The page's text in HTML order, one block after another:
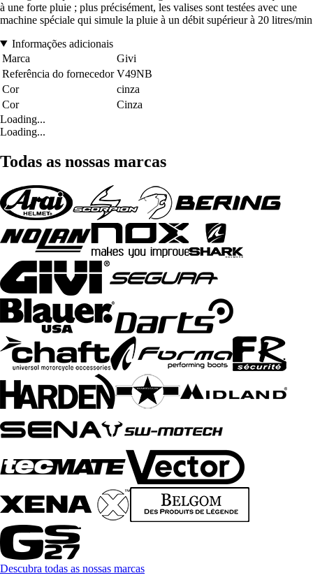
à une forte pluie ; plus précisément, les valises sont testées avec une
machine spéciale qui simule la pluie à un débit supérieur à 20 litres/min
Informações adicionais
Marca
Givi
Referência do fornecedor V49NB
Cor
cinza
Cor
Cinza
Loading...
Loading...
Todas as nossas marcas
Descubra todas as nossas marcas